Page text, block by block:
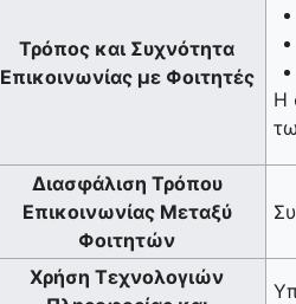
Τρόπος και Συχνότητα
Επικοινωνίας με Φοιτητές
Η
Διασφάλιση Τρόπου
Επικοινωνίας Μεταξύ
Φοιτητών
Χρήση Τεχνολογιών